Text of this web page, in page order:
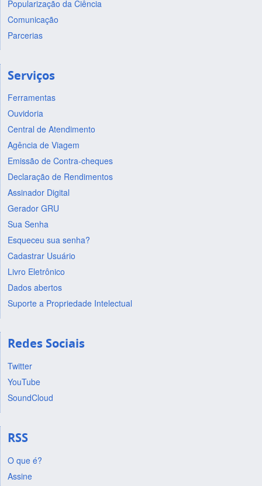
Popularização da Ciência
Comunicação
Parcerias
Serviços
Ferramentas
Ouvidoria
Central de Atendimento
Agência de Viagem
Emissão de Contra-cheques
Declaração de Rendimentos
Assinador Digital
Gerador GRU
Sua Senha
Esqueceu sua senha?
Cadastrar Usuário
Livro Eletrônico
Dados abertos
Suporte a Propriedade Intelectual
Redes Sociais
Twitter
YouTube
SoundCloud
RSS
O que é?
Assine